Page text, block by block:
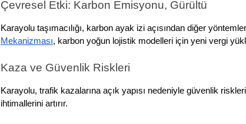
Çevresel Etki: Karbon Emisyonu, Gürültü
Karayolu taşımacılığı, karbon ayak izi açısından diğer
Mekanizması, karbon yoğun lojistik modelleri için yeni vergi
Kaza ve Güvenlik Riskleri
Karayolu, trafik kazalarına açık yapısı nedeniyle güvenlik
ihtimallerini artırır.